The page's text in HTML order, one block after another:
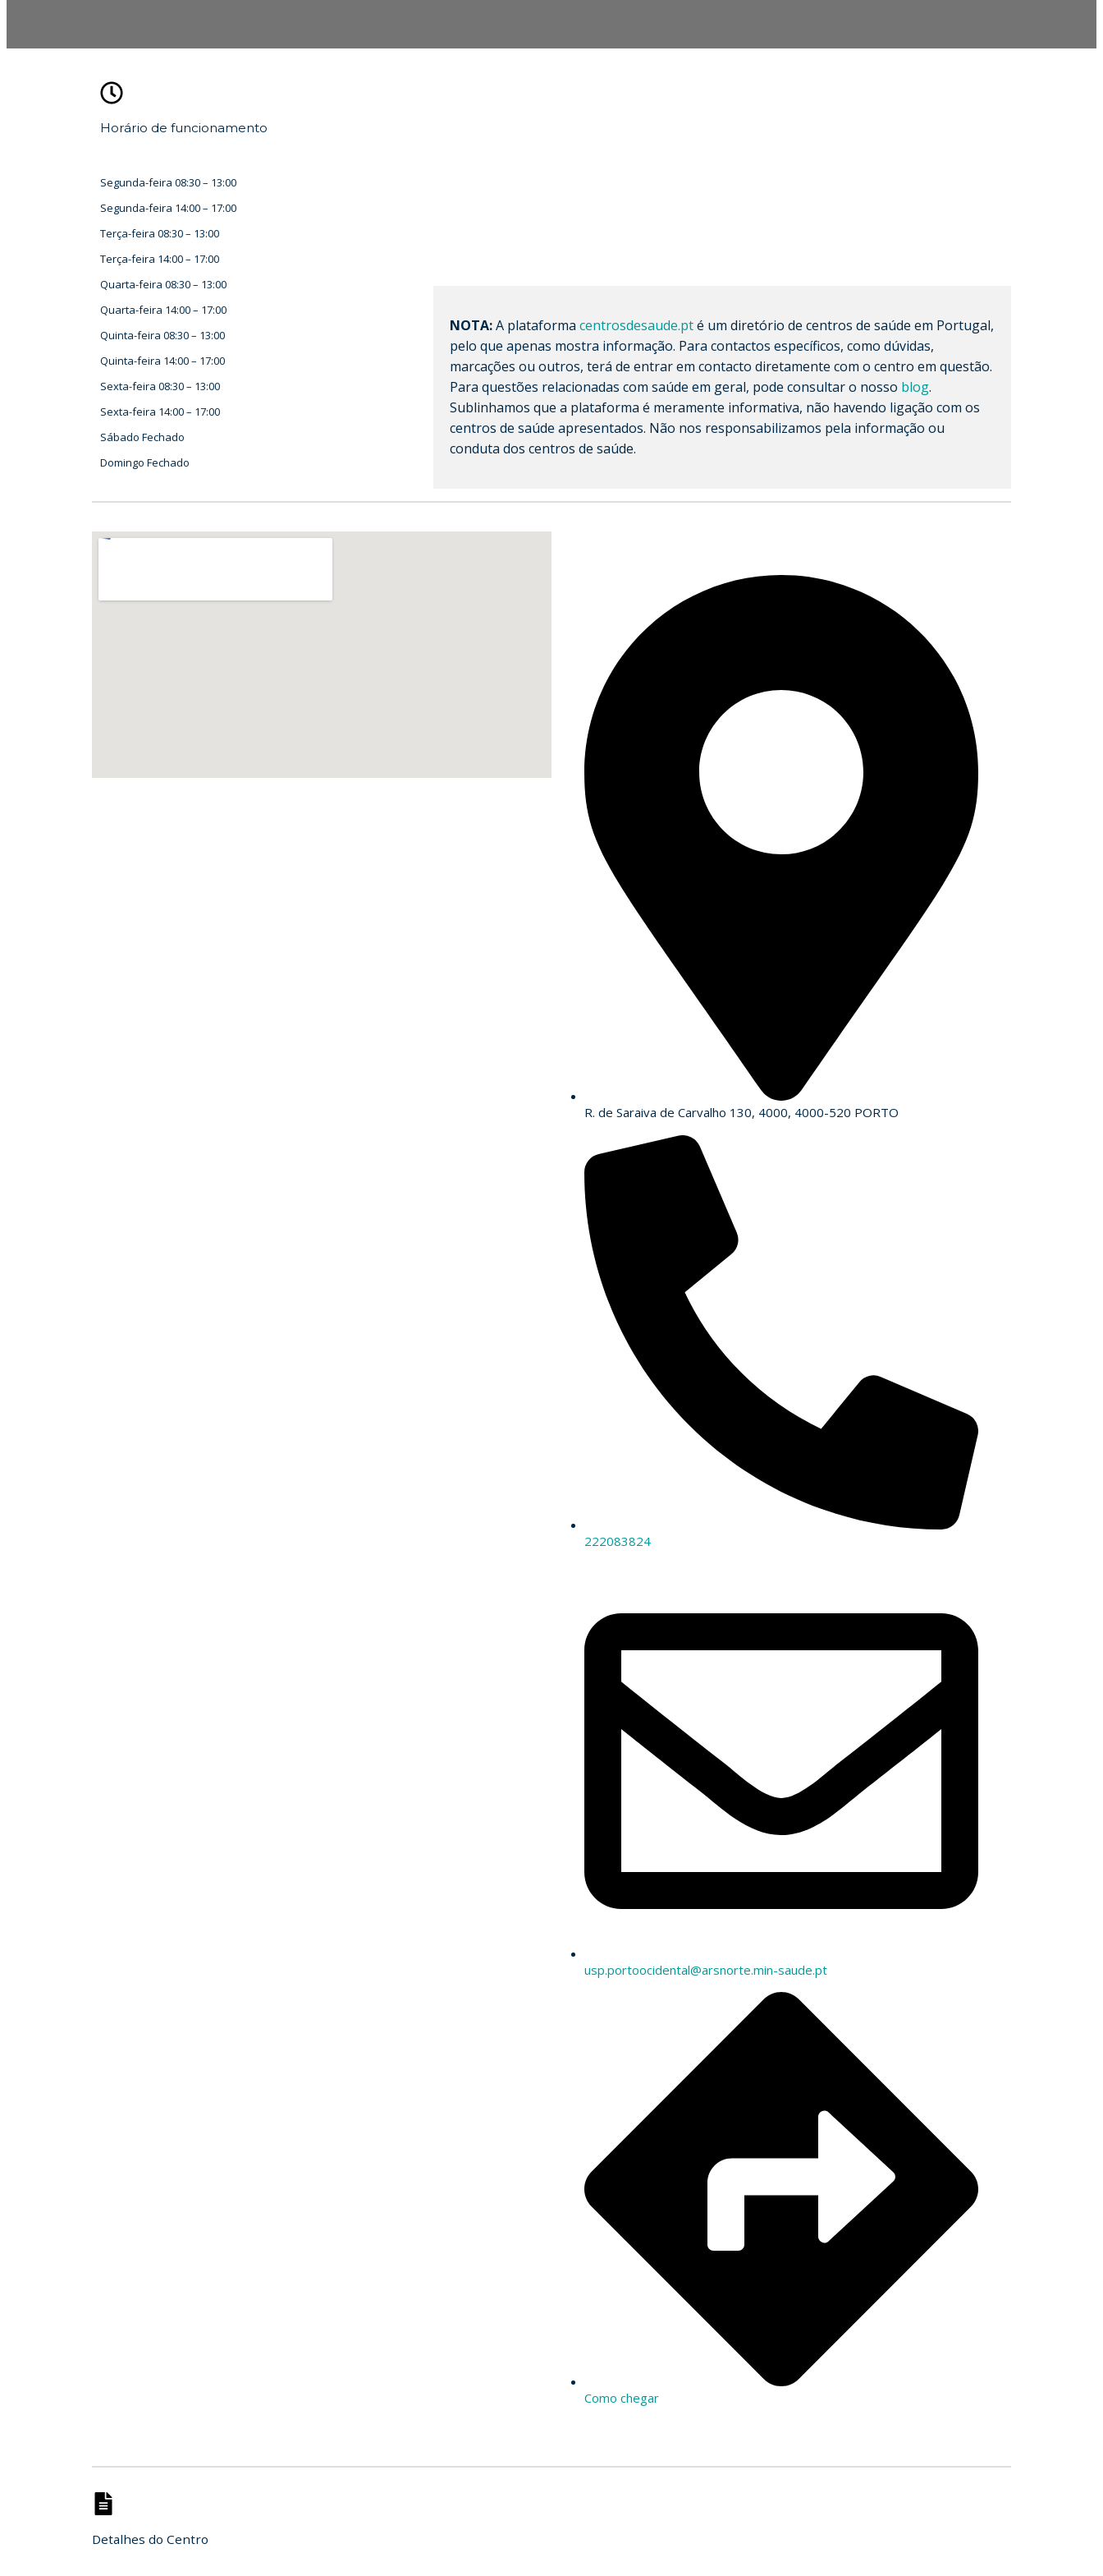
Horário de funcionamento
Segunda-feira 08:30– 13:00
Segunda-feira 14:00– 17:00
Terça-feira 08:30– 13:00
Terça-feira 14:00– 17:00
Quarta-feira 08:30– 13:00
Quarta-feira 14:00– 17:00
Quinta-feira 08:30– 13:00
Quinta-feira 14:00– 17:00
Sexta-feira 08:30– 13:00
Sexta-feira 14:00– 17:00
Sábado Fechado
Domingo Fechado
NOTA:A plataforma centrosdesaude.pté um diretório de centros de saúde em Portugal,
pelo que apenas mostra informação. Para contactos específicos, como dúvidas,
marcações ou outros, terá de entrar em contacto diretamente com o centro em questão.
Para questões relacionadas com saúde em geral, pode consultar o nosso blog.
Sublinhamos que a plataforma é meramente informativa, não havendo ligação com os
centros de saúde apresentados. Não nos responsabilizamos pela informação ou
conduta dos centros de saúde.
R. de Saraiva de Carvalho 130, 4000, 4000-520 PORTO
222083824
usp.portoocidental@arsnorte.min-saude.pt
Como chegar
Detalhes do Centro